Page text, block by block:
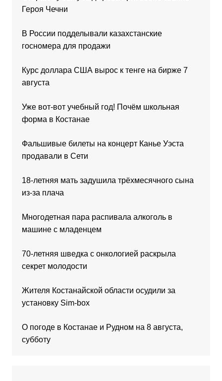
Героя Чечни
В России подделывали казахстанские
госномера для продажи
Курс доллара США вырос к тенге на бирже 7
августа
Уже вот-вот учебный год! Почём школьная
форма в Костанае
Фальшивые билеты на концерт Канье Уэста
продавали в Сети
18-летняя мать задушила трёхмесячного сына
из-за плача
Многодетная пара распивала алкоголь в
машине с младенцем
70-летняя шведка с онкологией раскрыла
секрет молодости
Жителя Костанайской области осудили за
установку Sim-box
О погоде в Костанае и Рудном на 8 августа,
субботу